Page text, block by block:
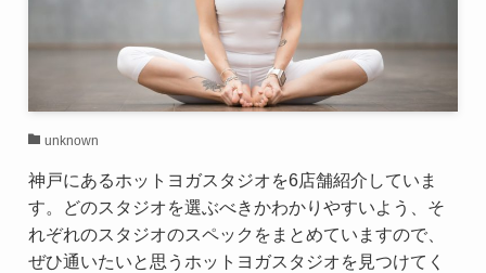
unknown
神戸にあるホットヨガスタジオを6店舗紹介していま
す。どのスタジオを選ぶべきかわかりやすいよう、そ
れぞれのスタジオのスペックをまとめていますので、
ぜひ通いたいと思うホットヨガスタジオを見つけてく